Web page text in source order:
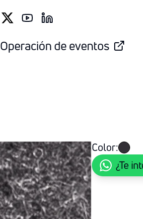
Operación de eventos
Color:
¿Te